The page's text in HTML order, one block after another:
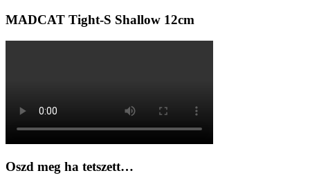
MADCAT Tight-S Shallow 12cm
Oszd meg ha tetszett…